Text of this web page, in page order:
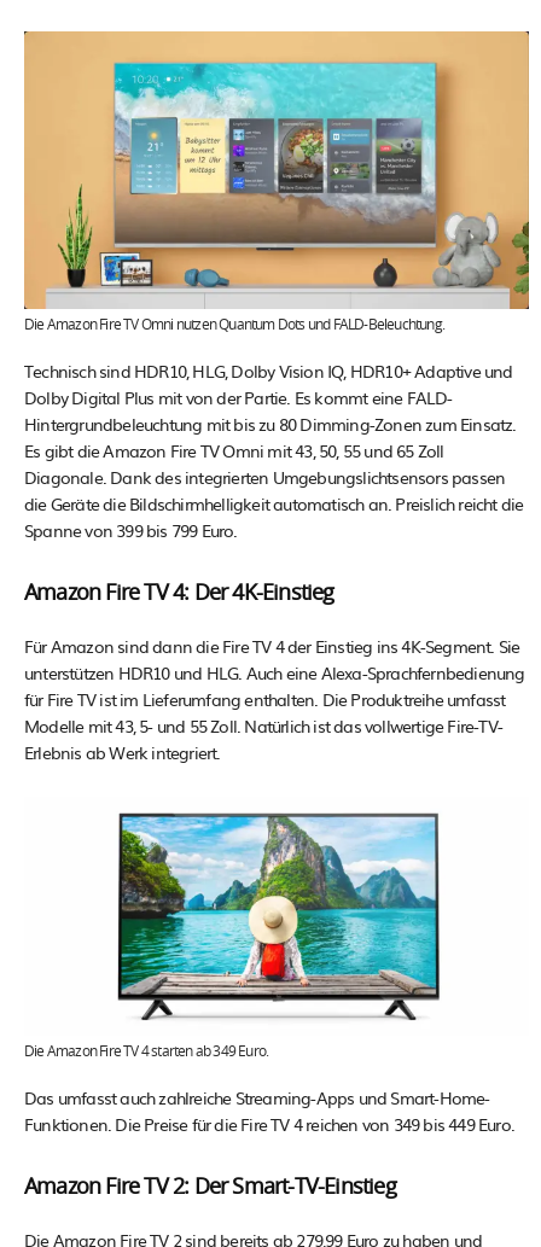
Die Amazon Fire TV Omni nutzen Quantum Dots und FALD-Beleuchtung.
Technisch sind HDR10, HLG, Dolby Vision IQ, HDR10+ Adaptive und
Dolby Digital Plus mit von der Partie. Es kommt eine FALD-
Hintergrundbeleuchtung mit bis zu 80 Dimming-Zonen zum Einsatz.
Es gibt die Amazon Fire TV Omni mit 43, 50, 55 und 65 Zoll
Diagonale. Dank des integrierten Umgebungslichtsensors passen
die Geräte die Bildschirmhelligkeit automatisch an. Preislich reicht die
Spanne von 399 bis 799 Euro.
Amazon Fire TV 4: Der 4K-Einstieg
Für Amazon sind dann die Fire TV 4 der Einstieg ins 4K-Segment. Sie
unterstützen HDR10 und HLG. Auch eine Alexa-Sprachfernbedienung
für Fire TV ist im Lieferumfang enthalten. Die Produktreihe umfasst
Modelle mit 43, 5- und 55 Zoll. Natürlich ist das vollwertige Fire-TV-
Erlebnis ab Werk integriert.
Die Amazon Fire TV 4 starten ab 349 Euro.
Das umfasst auch zahlreiche Streaming-Apps und Smart-Home-
Funktionen. Die Preise für die Fire TV 4 reichen von 349 bis 449 Euro.
Amazon Fire TV 2: Der Smart-TV-Einstieg
Die Amazon Fire TV 2 sind bereits ab 279,99 Euro zu haben und